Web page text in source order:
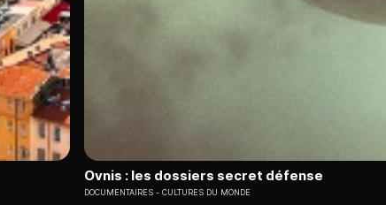
Ovnis : les dossiers secret défense
DOCUMENTAIRES CULTURES DU MONDE